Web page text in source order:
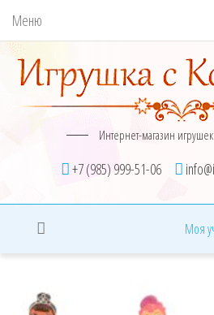
Меню
Интернет-магазин
+7 (985) 999-51-06
Моя